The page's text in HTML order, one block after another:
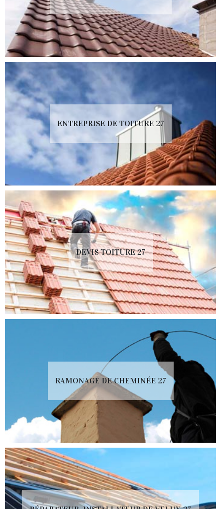
ENTREPRISE DE TOITURE 27
DEVIS TOITURE 27
RAMONAGE DE CHEMINÉE 27